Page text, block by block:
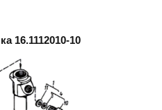
16.1112010-10